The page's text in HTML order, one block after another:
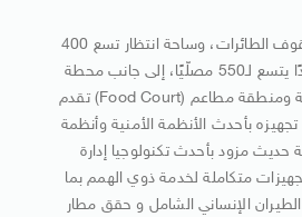
ويضم المطار 9 مواقع لوقوف الطائرات، وساحة انتظار تسع 400
سيارة و20 حافلة، ومسجدًا يتسع لـ550 مصلّيًا، إلى جانب محطة
كهرباء ومحطة تبريد مركزية ومنطقة مطاعم (Food Court) تقدم
بأحدث الأنظمة الأمنية وأنظمة
حديث مزود بأحدث تكنولوجيا إدارة
متكاملة لخدمة ذوي الهمم بما
الطيران الإنساني الشامل و حقق مطار